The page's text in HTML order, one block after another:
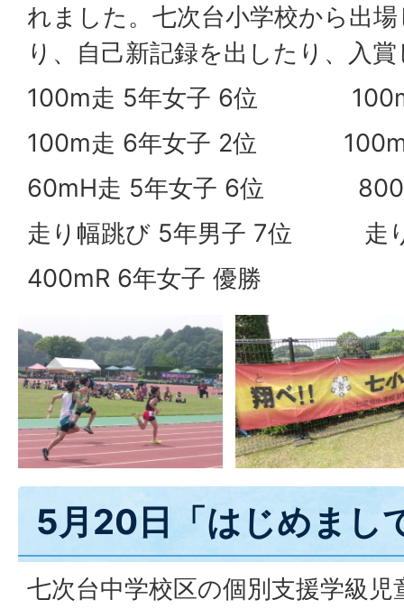
れました。七次台小学校から出
り、自己新記録を出したり、入
100m走 5年女子 6位 100m
100m走 6年女子 2位 100m
60mH走 5年女子 6位 800m
走り幅跳び 5年男子 7位 走り
400mR 6年女子 優勝
5月20日「はじめまし
七次台中学校区の個別支援学級